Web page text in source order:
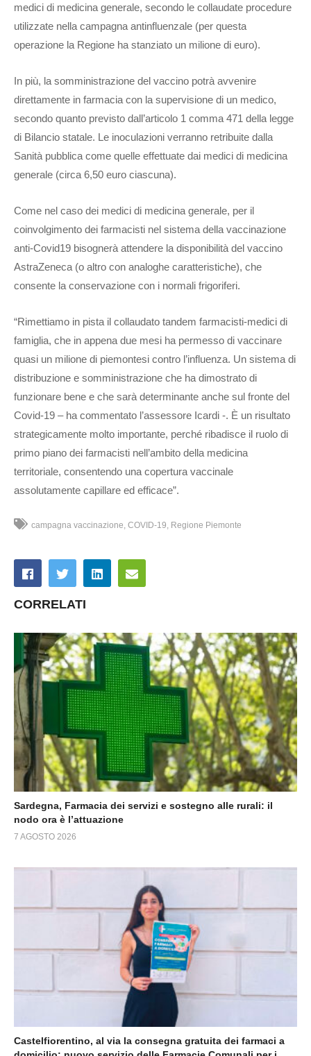
medici di medicina generale, secondo le collaudate procedure
utilizzate nella campagna antinfluenzale (per questa
operazione la Regione ha stanziato un milione di euro).
In più, la somministrazione del vaccino potrà avvenire
direttamente in farmacia con la supervisione di un medico,
secondo quanto previsto dall’articolo 1 comma 471 della legge
di Bilancio statale. Le inoculazioni verranno retribuite dalla
Sanità pubblica come quelle effettuate dai medici di medicina
generale (circa 6,50 euro ciascuna).
Come nel caso dei medici di medicina generale, per il
coinvolgimento dei farmacisti nel sistema della vaccinazione
anti-Covid19 bisognerà attendere la disponibilità del vaccino
AstraZeneca (o altro con analoghe caratteristiche), che
consente la conservazione con i normali frigoriferi.
“Rimettiamo in pista il collaudato tandem farmacisti-medici di
famiglia, che in appena due mesi ha permesso di vaccinare
quasi un milione di piemontesi contro l’influenza. Un sistema di
distribuzione e somministrazione che ha dimostrato di
funzionare bene e che sarà determinante anche sul fronte del
Covid-19 – ha commentato l’assessore Icardi -. È un risultato
strategicamente molto importante, perché ribadisce il ruolo di
primo piano dei farmacisti nell’ambito della medicina
territoriale, consentendo una copertura vaccinale
assolutamente capillare ed efficace”.
campagna vaccinazione COVID-19 Regione Piemonte
CORRELATI
Sardegna, Farmacia dei servizi e sostegno alle rurali: il
nodo ora è l’attuazione
7 AGOSTO 2026
Castelfiorentino, al via la consegna gratuita dei farmaci a